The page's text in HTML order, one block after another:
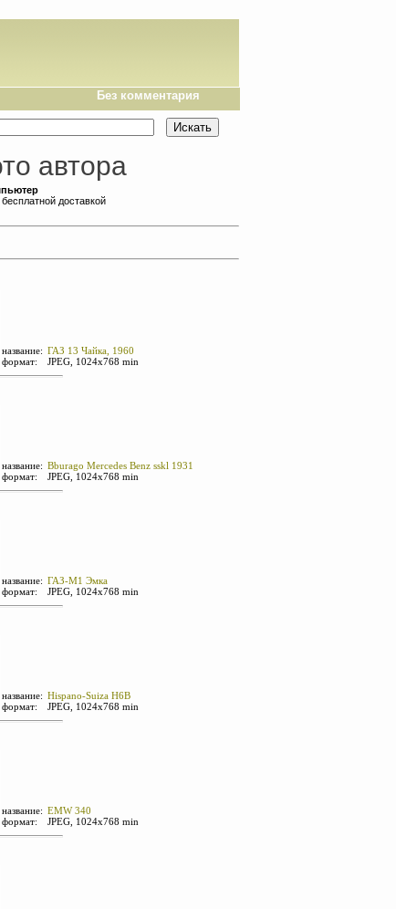
Без комментария
автора
доставкой
название: ГАЗ 13 Чайка, 1960
формат:
JPEG, 1024х768 min
название: Bburago Mercedes Benz sskl 1931
формат:
JPEG, 1024х768 min
название: ГАЗ-М1 Эмка
формат:
JPEG, 1024х768 min
название: Hispano-Suiza H6B
формат:
JPEG, 1024х768 min
название: EMW 340
формат:
JPEG, 1024х768 min